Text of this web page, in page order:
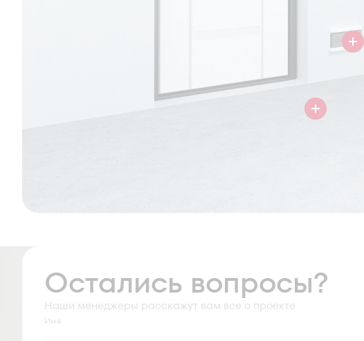
Остались вопросы?
Наши менеджеры расскажут вам все о проекте
Имя